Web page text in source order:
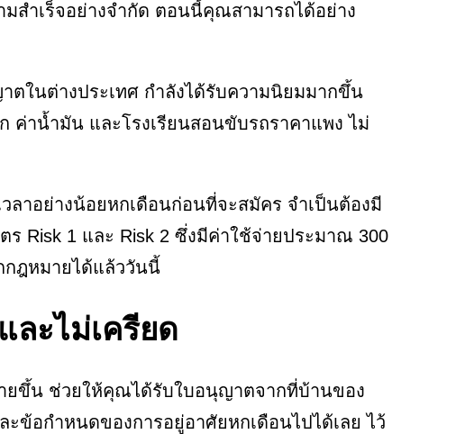
สำเร็จอย่างจำกัด ตอนนี้คุณสามารถได้อย่าง
ตในต่างประเทศ กำลังได้รับความนิยมมากขึ้น
ค่าน้ำมัน และโรงเรียนสอนขับรถราคาแพง ไม่
าอย่างน้อยหกเดือนก่อนที่จะสมัคร จำเป็นต้องมี
Risk 1 และ Risk 2 ซึ่งมีค่าใช้จ่ายประมาณ 300
กฎหมายได้แล้ววันนี้
ะไม่เครียด
ยขึ้น ช่วยให้คุณได้รับใบอนุญาตจากที่บ้านของ
ข้อกำหนดของการอยู่อาศัยหกเดือนไปได้เลย ไว้